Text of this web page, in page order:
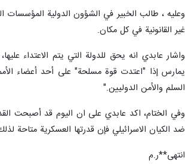
وعليه ، طالب الخبير في الشؤون الدولية المؤسسات
غير القانونية في كل مكان.
يمارس إذا "اعتدت قوة مسلحة" على أحد أعضاء
السلم والأمن الدوليين."
وفي الختام، اكد عابدي على ان اليوم قد أصبحت
ضد الكيان الاسرائيلي فإن قدرتها العسكرية متاحة
انتهى**ر.م